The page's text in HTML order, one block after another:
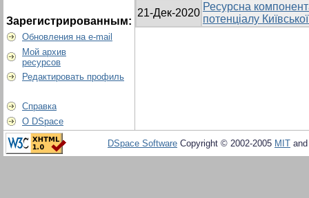
Зарегистрированным:
Обновления на e-mail
Мой архив
ресурсов
Редактировать профиль
Справка
О DSpace
21-Дек-2020
Ресурсна
потенціалу
DSpace Software Copyright © 2002-2005 MIT